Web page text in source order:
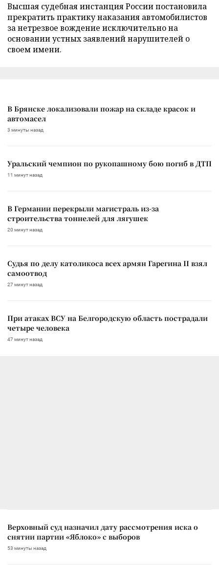
Высшая судебная инстанция России постановила
прекратить практику наказания автомобилистов
за нетрезвое вождение исключительно на
основании устных заявлений нарушителей о
своем имени.
В Брянске локализовали пожар на складе красок и
автомасел
3 минуты назад
Уральский чемпион по рукопашному бою погиб в ДТП
11 минут назад
В Германии перекрыли магистраль из-за
строительства тоннелей для лягушек
20 минут назад
Судья по делу католикоса всех армян Гарегина II взял
самоотвод
27 минут назад
При атаках ВСУ на Белгородскую область пострадали
четыре человека
47 минут назад
Верховный суд назначил дату рассмотрения иска о
снятии партии «Яблоко» с выборов
53 минуты назад